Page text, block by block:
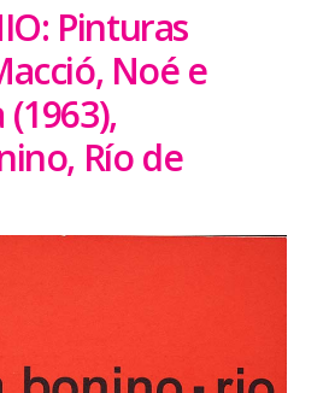
Pinturas
Noé e
(1963),
Río de